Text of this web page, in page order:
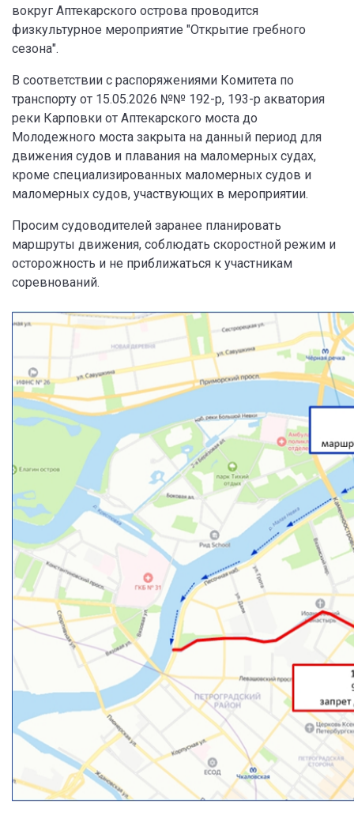
вокруг Аптекарского острова проводится
физкультурное мероприятие "Открытие гребного
сезона".
В соответствии с распоряжениями Комитета по
транспорту от 15.05.2026 №№ 192-р, 193-р акватория
реки Карповки от Аптекарского моста до
Молодежного моста закрыта на данный период для
движения судов и плавания на маломерных судах,
кроме специализированных маломерных судов и
маломерных судов, участвующих в мероприятии.
Просим судоводителей заранее планировать
маршруты движения, соблюдать скоростной режим и
осторожность и не приближаться к участникам
соревнований.